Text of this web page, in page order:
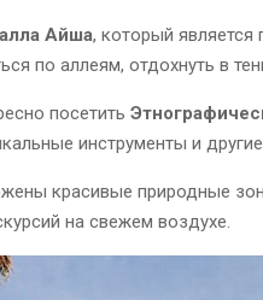
Айша, который
по аллеям, отдохнуть в
посетить
инструменты и
красивые природные
на свежем воздухе.